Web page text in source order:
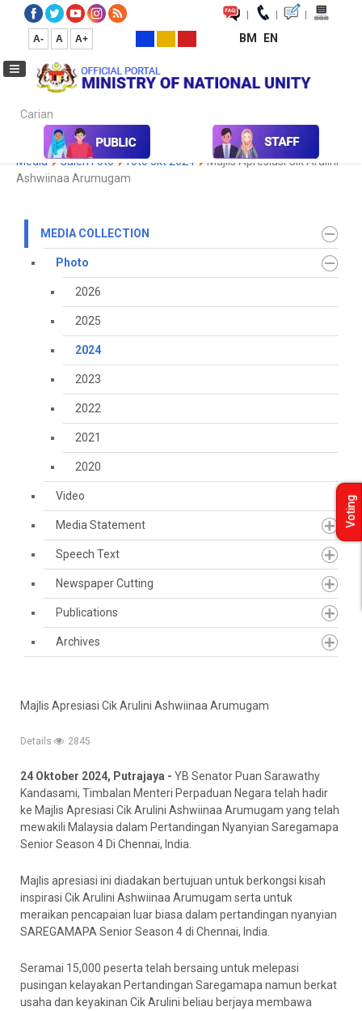
| | |
A- A A+ BM EN
Carian...
Media Media Collection Photo 2024
Koleksi
Media
Galeri Foto foto okt 2024
Majlis Apresiasi Cik Arulini
Ashwiinaa Arumugam
MEDIA COLLECTION
Photo
2026
2025
2024
2023
2022
2021
2020
Video
Media Statement
Speech Text
Newspaper Cutting
Publications
Archives
Majlis Apresiasi Cik Arulini Ashwiinaa Arumugam
Details 2845
24 Oktober 2024, Putrajaya - YB Senator Puan Sarawathy
Kandasami, Timbalan Menteri Perpaduan Negara telah hadir
ke Majlis Apresiasi Cik Arulini Ashwiinaa Arumugam yang telah
mewakili Malaysia dalam Pertandingan Nyanyian Saregamapa
Senior Season 4 Di Chennai, India.
Majlis apresiasi ini diadakan bertujuan untuk berkongsi kisah
inspirasi Cik Arulini Ashwiinaa Arumugam serta untuk
meraikan pencapaian luar biasa dalam pertandingan nyanyian
SAREGAMAPA Senior Season 4 di Chennai, India.
Seramai 15,000 peserta telah bersaing untuk melepasi
pusingan kelayakan Pertandingan Saregamapa namun berkat
usaha dan keyakinan Cik Arulini beliau berjaya membawa
Voting